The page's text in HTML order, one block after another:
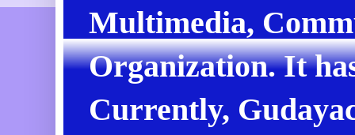
Multimedia,
Organization. It
Currently,